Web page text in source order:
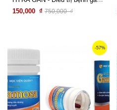
150,000 ₫ 750,000 ₫
-57%